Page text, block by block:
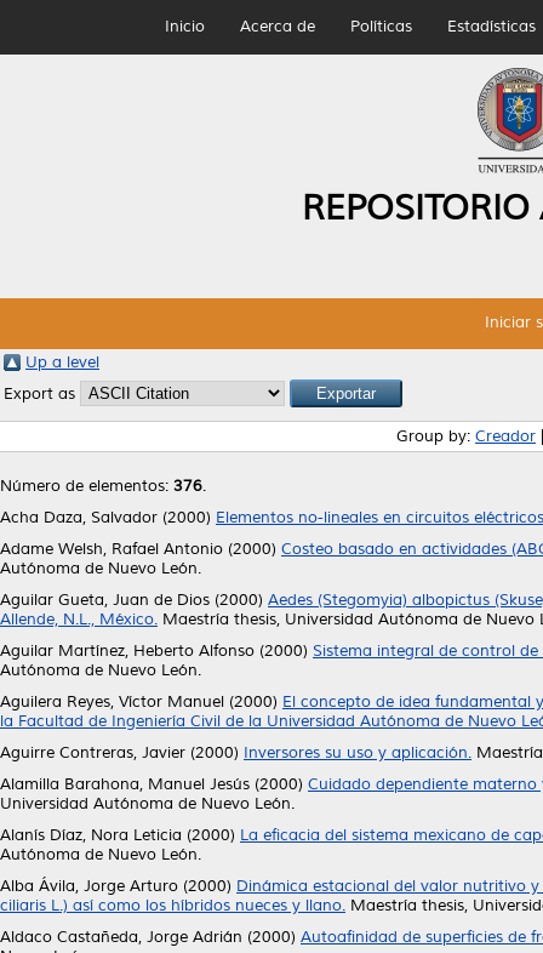
Inicio Acerca de Políticas Estadísticas
Iniciar
Up a level
Export as
Group by: Creador
Número de elementos: 376.
Acha Daza, Salvador (2000) Elementos no-lineales en circuitos
Adame Welsh, Rafael Antonio (2000) Costeo basado en actividades
Autónoma de Nuevo León.
Aguilar Gueta, Juan de Dios (2000) Aedes (Stegomyia) albopictus
Allende, N.L., México. Maestría thesis, Universidad Autónoma de Nuevo
Aguilar Martínez, Heberto Alfonso (2000) Sistema integral de control
Autónoma de Nuevo León.
Aguilera Reyes, Víctor Manuel (2000) El concepto de idea fundamental
la Facultad de Ingeniería Civil de la Universidad Autónoma de Nuevo
Aguirre Contreras, Javier (2000) Inversores su uso y aplicación.
Alamilla Barahona, Manuel Jesús (2000) Cuidado dependiente
Universidad Autónoma de Nuevo León.
Alanís Díaz, Nora Leticia (2000) La eficacia del sistema mexicano de
Autónoma de Nuevo León.
Alba Ávila, Jorge Arturo (2000) Dinámica estacional del valor nutritivo
ciliaris L.) así como los híbridos nueces y llano. Maestría thesis,
Aldaco Castañeda, Jorge Adrián (2000) Autoafinidad de superficies de